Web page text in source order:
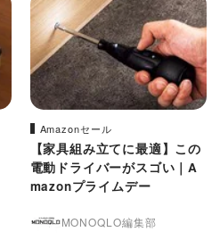
Amazonセール
【家具組み立てに最適】この
電動ドライバーがスゴい｜A
mazonプライムデー
MONOQLO編集部